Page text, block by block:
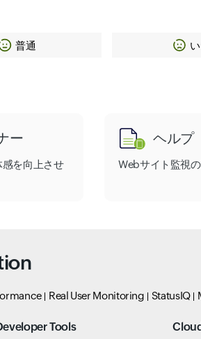
普通
ー
を向上させ
ヘルプ
Webサイト監視
Real User Monitoring StatusIQ
Tools